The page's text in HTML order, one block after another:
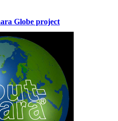
Globe project